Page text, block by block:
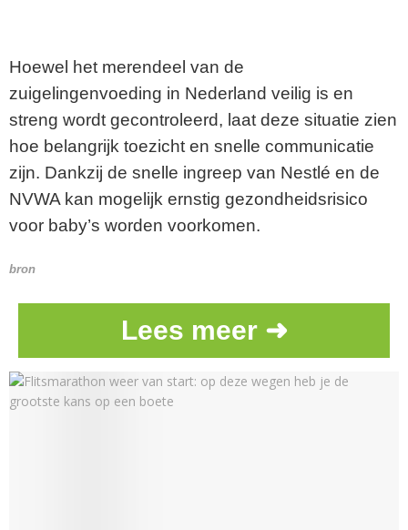
Hoewel het merendeel van de
zuigelingenvoeding in Nederland veilig is en
streng wordt gecontroleerd, laat deze situatie zien
hoe belangrijk toezicht en snelle communicatie
zijn. Dankzij de snelle ingreep van Nestlé en de
NVWA kan mogelijk ernstig gezondheidsrisico
voor baby’s worden voorkomen.
bron
Lees meer ➜